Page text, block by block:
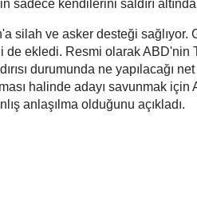
sadece kendilerini saldırı
silah ve asker desteği sağlıyor.
de ekledi. Resmi olarak
durumunda ne yapılacağı
halinde adayı savunmak
anlaşılma olduğunu açıkladı.